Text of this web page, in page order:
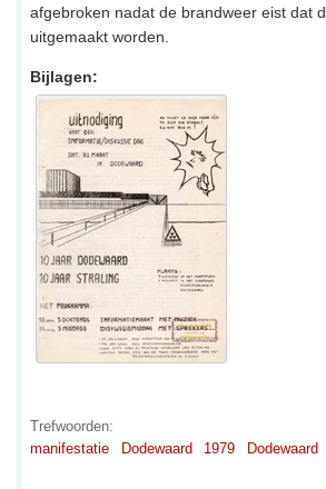
afgebroken nadat de brandweer eist dat
uitgemaakt worden.
Bijlagen:
Trefwoorden:
manifestatie
Dodewaard 1979 Dodewaard